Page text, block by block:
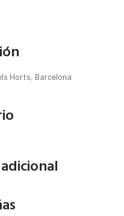
Horts, Barcelona